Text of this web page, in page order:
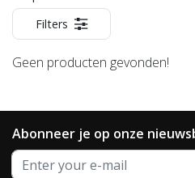
Filters
Geen producten gevonden!
Abonneer je op onze